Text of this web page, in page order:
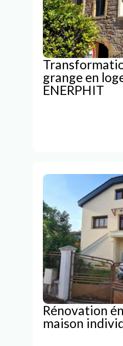
grange en
ENERPHIT
Rénovation
maison